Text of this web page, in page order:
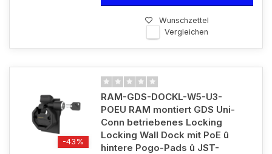
Wunschzettel
Vergleichen
-43%
RAM-GDS-DOCKL-W5-U3-
POEU RAM montiert GDS Uni-
Conn betriebenes Locking
Locking Wall Dock mit PoE û
hintere Pogo-Pads û JST-